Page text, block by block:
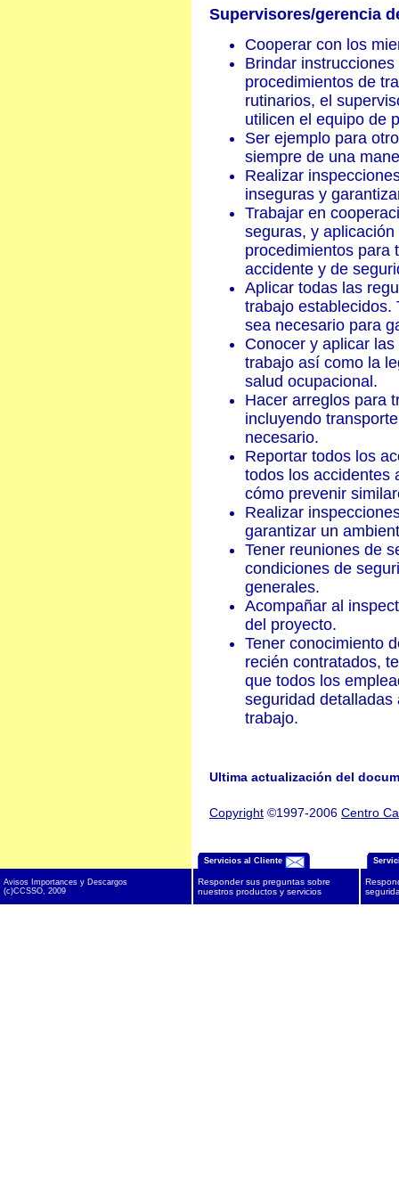
Supervisores/gerencia
Cooperar con los
Brindar
procedimientos de
rutinarios, el
utilicen el equipo de
Ser ejemplo para
siempre de una
Realizar
inseguras y
Trabajar en
seguras, y
procedimientos para
accidente y de
Aplicar todas las
trabajo establecidos.
sea necesario para
Conocer y aplicar
trabajo así como la
salud ocupacional.
Hacer arreglos para
incluyendo
necesario.
Reportar todos los
todos los accidentes
cómo prevenir
Realizar
garantizar un
Tener reuniones de
condiciones de
generales.
Acompañar al
del proyecto.
Tener conocimiento
recién contratados,
que todos los
seguridad
trabajo.
Ultima actualización del
Copyright ©1997-2006 Centro
Servicios al Cliente
Avisos Importances y Descargos
(c)CCSSO, 2009
Responder sus preguntas sobre
nuestros productos y servicios